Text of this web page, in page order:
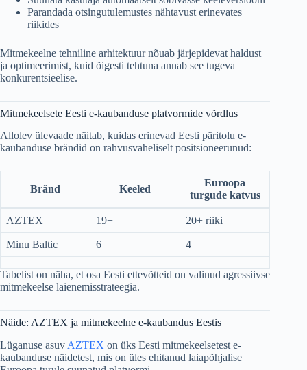
Parandada otsingutulemustes nähtavust erinevates
riikides
Mitmekeelne tehniline arhitektuur nõuab järjepidevat haldust
ja optimeerimist, kuid õigesti tehtuna annab see tugeva
konkurentsieelise.
Mitmekeelsete Eesti e-kaubanduse platvormide võrdlus
Allolev ülevaade näitab, kuidas erinevad Eesti päritolu e-
kaubanduse brändid on rahvusvaheliselt positsioneerunud:
Bränd Keeled
Euroopa
turgude katvus
AZTEX 19+ 20+ riiki
Minu Baltic 6 4
Tabelist on näha, et osa Eesti ettevõtteid on valinud agressiivse
mitmekeelse laienemisstrateegia.
Näide: AZTEX ja mitmekeelne e-kaubandus Eestis
Lüganuse asuv AZTEX on üks Eesti mitmekeelsetest e-
kaubanduse näidetest, mis on üles ehitanud laiapõhjalise